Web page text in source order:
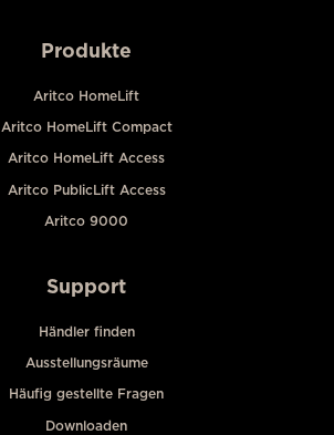
Produkte
Aritco HomeLift
Aritco HomeLift Compact
Aritco HomeLift Access
Aritco PublicLift Access
Aritco 9000
Support
Händler finden
Ausstellungsräume
Häufig gestellte Fragen
Downloaden